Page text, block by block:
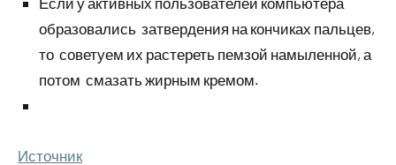
образовались затвердения на кончиках пальцев,
то советуем их растереть пемзой намыленной, а
потом смазать жирным кремом.
Источник